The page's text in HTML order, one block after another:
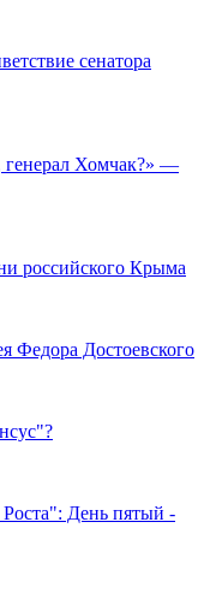
сенатора
генерал Хомчак?» —
российского Крыма
Федора Достоевского
День пятый -